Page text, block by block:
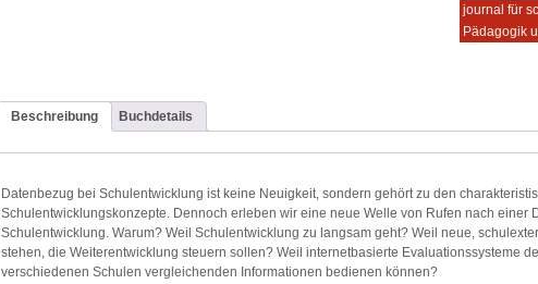
journal für
Pädagogik
Beschreibung Buchdetails
Datenbezug bei Schulentwicklung ist keine Neuigkeit, sondern gehört zu den
Schulentwicklungskonzepte. Dennoch erleben wir eine neue Welle von Rufen nach einer
Schulentwicklung. Warum? Weil Schulentwicklung zu langsam geht? Weil neue,
stehen, die Weiterentwicklung steuern sollen? Weil internetbasierte Evaluationssysteme
verschiedenen Schulen vergleichenden Informationen bedienen können?